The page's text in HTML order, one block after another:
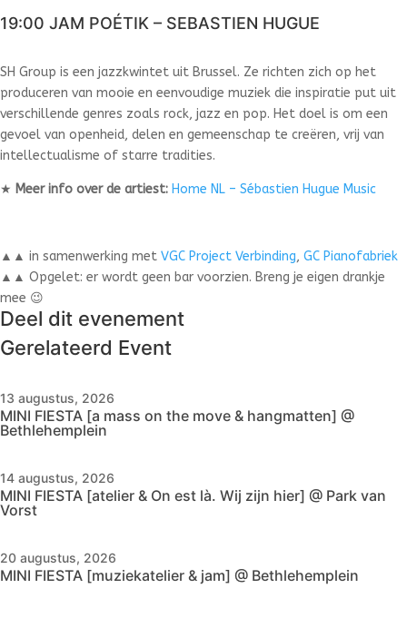
19:00 JAM POÉTIK – SEBASTIEN HUGUE
SH Group is een jazzkwintet uit Brussel. Ze richten zich op het
produceren van mooie en eenvoudige muziek die inspiratie put uit
verschillende genres zoals rock, jazz en pop. Het doel is om een
gevoel van openheid, delen en gemeenschap te creëren, vrij van
intellectualisme of starre tradities.
★ Meer info over de artiest: Home NL – Sébastien Hugue Music
▲▲ in samenwerking met VGC Project Verbinding, GC Pianofabriek
▲▲ Opgelet: er wordt geen bar voorzien. Breng je eigen drankje
mee 😉
Deel dit evenement
Gerelateerd Event
13 augustus, 2026
MINI FIESTA [a mass on the move & hangmatten] @
Bethlehemplein
14 augustus, 2026
MINI FIESTA [atelier & On est là. Wij zijn hier] @ Park van
Vorst
20 augustus, 2026
MINI FIESTA [muziekatelier & jam] @ Bethlehemplein